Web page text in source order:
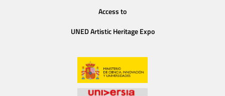
Access to
UNED Artistic Heritage Expo